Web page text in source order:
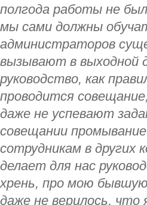
полгода работы не
мы сами должны
администраторов
вызывают в выходной
руководство, как
проводится
даже не успевают
совещании
сотрудникам в других
делает для нас
хрень, про мою
даже не верилось, что